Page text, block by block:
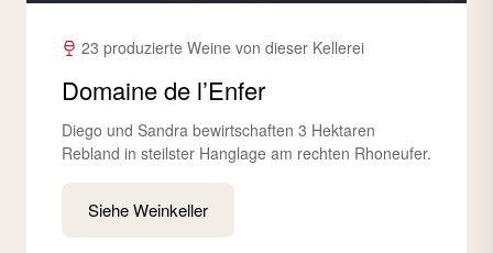
23 produzierte Weine von dieser Kellerei
Domaine de l’Enfer
Diego und Sandra bewirtschaften 3 Hektaren
Rebland in steilster Hanglage am rechten Rhoneufer.
Siehe Weinkeller